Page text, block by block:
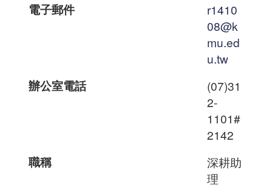
電子郵件
r1410
08@k
mu.ed
u.tw
辦公室電話
(07)31
2-
1101#
2142
職稱
深耕助
理